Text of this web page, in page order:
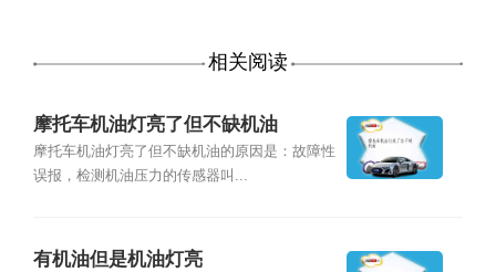
相关阅读
摩托车机油灯亮了但不缺机油
摩托车机油灯亮了但不缺机油的原因是：故障性
误报，检测机油压力的传感器叫...
有机油但是机油灯亮